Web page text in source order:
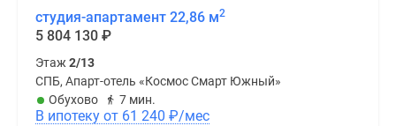
студия-апартамент 22,86 м2
5 804 130 ₽
Этаж2/13
СПБ, Апарт-отель «Космос Смарт Южный»
Обухово
7 мин.
В ипотеку от 61 240 ₽/мес